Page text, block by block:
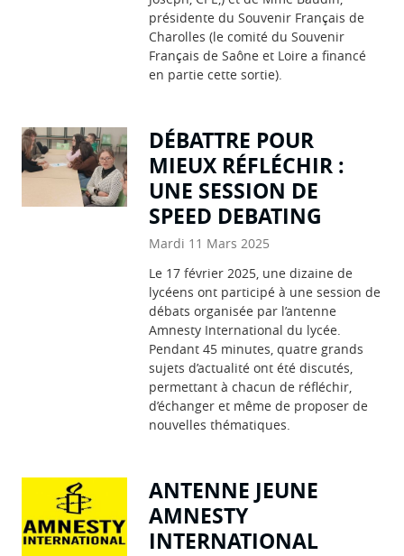
présidente du Souvenir Français de
Charolles (le comité du Souvenir
Français de Saône et Loire a financé
en partie cette sortie).
DÉBATTRE POUR
MIEUX RÉFLÉCHIR :
UNE SESSION DE
SPEED DEBATING
Mardi 11 Mars 2025
Le 17 février 2025, une dizaine de
lycéens ont participé à une session de
débats organisée par l’antenne
Amnesty International du lycée.
Pendant 45 minutes, quatre grands
sujets d’actualité ont été discutés,
permettant à chacun de réfléchir,
d’échanger et même de proposer de
nouvelles thématiques.
ANTENNE JEUNE
AMNESTY
INTERNATIONAL